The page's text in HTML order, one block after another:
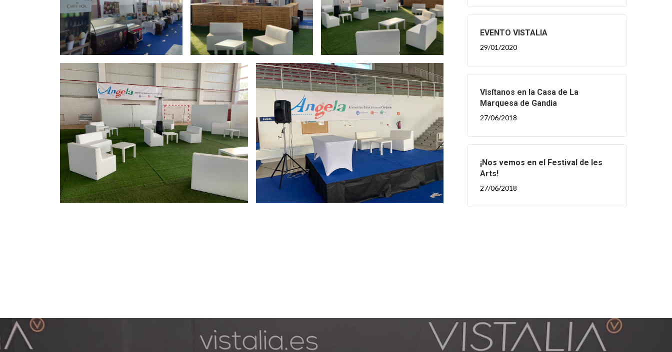
EVENTO VISTALIA
29/01/2020
Visítanos en la Casa de La
Marquesa de Gandia
27/06/2018
¡Nos vemos en el Festival de les
Arts!
27/06/2018